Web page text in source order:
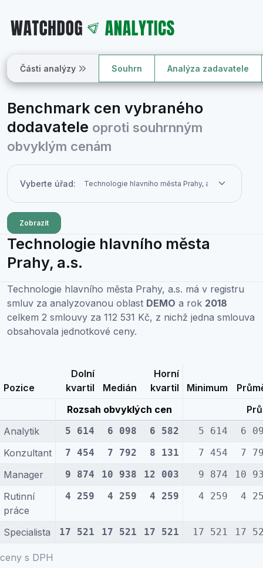
Části analýzy Souhrn Analýza zadavatele
Benchmark cen vybraného
dodavatele oproti souhrnným
obvyklým cenám
Vyberte úřad:
Zobrazit
Technologie hlavního města
Prahy, a.s.
Technologie hlavního města Prahy, a.s. má v registru
smluv za analyzovanou oblast DEMO a rok 2018
celkem 2 smlouvy za 112 531 Kč, z nichž jedna smlouva
obsahovala jednotkové ceny.
ceny s DPH
Pozice
Dolní
kvartil
Medián
Horní
kvartil
Minimum
Rozsah obvyklých cen
Analytik
5 614 6 098 6 582 5 614 6
Konzultant 7 454 7 792 8 131 7 454 7
Manager 9 874 10 938 12 003 9 874 10
Rutinní
práce
4 259 4 259 4 259 4 259 4
Specialista 17 521 17 521 17 521 17 521 17